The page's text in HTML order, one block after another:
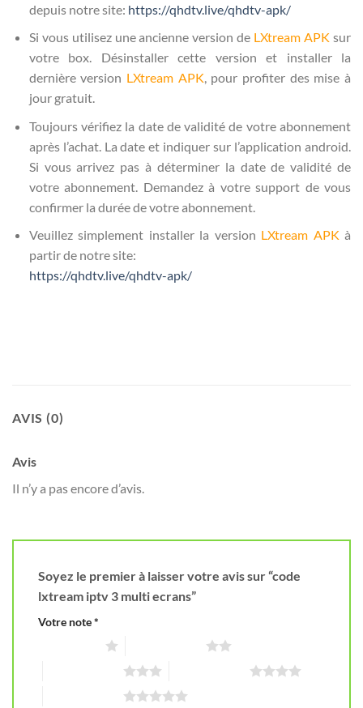
depuis notre site: https://qhdtv.live/qhdtv-apk/
Si vous utilisez une ancienne version de LXtream APK sur
votre box. Désinstaller cette version et installer la
dernière version LXtream APK, pour profiter des mise à
jour gratuit.
Toujours vérifiez la date de validité de votre abonnement
après l’achat. La date et indiquer sur l’application android.
Si vous arrivez pas à déterminer la date de validité de
votre abonnement. Demandez à votre support de vous
confirmer la durée de votre abonnement.
Veuillez simplement installer la version LXtream APK à
partir de notre site:
https://qhdtv.live/qhdtv-apk/
AVIS (0)
Avis
Il n’y a pas encore d’avis.
Soyez le premier à laisser votre avis sur “code
lxtream iptv 3 multi ecrans”
Votre note*